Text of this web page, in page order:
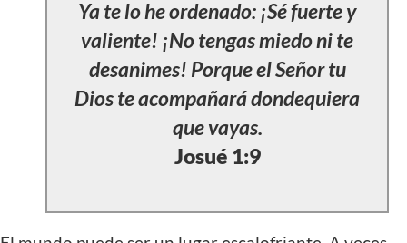
Ya te lo he ordenado: ¡Sé fuerte y
valiente! ¡No tengas miedo ni te
desanimes! Porque el Señor tu
Dios te acompañará dondequiera
que vayas.
Josué 1:9